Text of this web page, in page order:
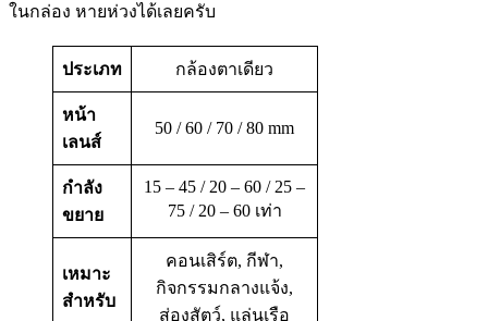
ในกล่อง หายห่วงได้เลยครับ
ประเภท กล้องตาเดียว
หน้า
เลนส์
50 / 60 / 70 / 80 mm
กำลัง
ขยาย
15 – 45 / 20 – 60 / 25 –
75 / 20 – 60 เท่า
เหมาะ
สำหรับ
คอนเสิร์ต, กีฬา,
กิจกรรมกลางแจ้ง,
ส่องสัตว์, แล่นเรือ